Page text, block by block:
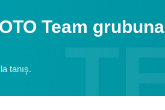
Team grubuna
tanış.